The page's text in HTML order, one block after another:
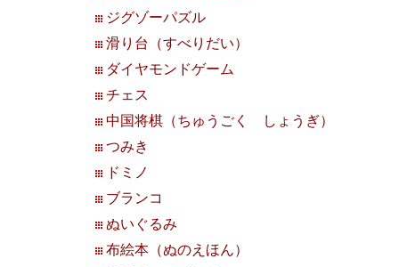
ジグゾーパズル
滑り台（すべりだい）
ダイヤモンドゲーム
チェス
中国将棋（ちゅうごく しょうぎ）
つみき
ドミノ
ブランコ
ぬいぐるみ
布絵本（ぬのえほん）